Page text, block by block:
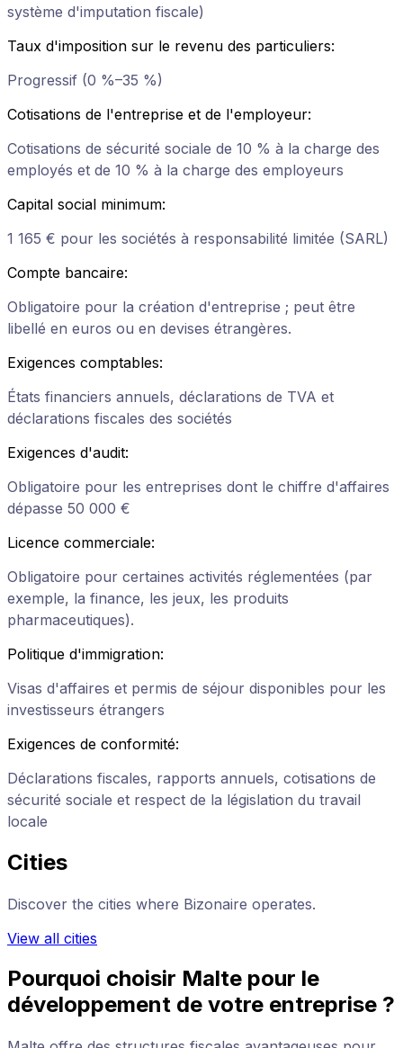
système d'imputation fiscale)
Taux d'imposition sur le revenu des particuliers:
Progressif (0 %–35 %)
Cotisations de l'entreprise et de l'employeur:
Cotisations de sécurité sociale de 10 % à la charge des
employés et de 10 % à la charge des employeurs
Capital social minimum:
1 165 € pour les sociétés à responsabilité limitée (SARL)
Compte bancaire:
Obligatoire pour la création d'entreprise ; peut être
libellé en euros ou en devises étrangères.
Exigences comptables:
États financiers annuels, déclarations de TVA et
déclarations fiscales des sociétés
Exigences d'audit:
Obligatoire pour les entreprises dont le chiffre d'affaires
dépasse 50 000 €
Licence commerciale:
Obligatoire pour certaines activités réglementées (par
exemple, la finance, les jeux, les produits
pharmaceutiques).
Politique d'immigration:
Visas d'affaires et permis de séjour disponibles pour les
investisseurs étrangers
Exigences de conformité:
Déclarations fiscales, rapports annuels, cotisations de
sécurité sociale et respect de la législation du travail
locale
Cities
Discover the cities where Bizonaire operates.
View all cities
Pourquoi choisir Malte pour le
développement de votre entreprise ?